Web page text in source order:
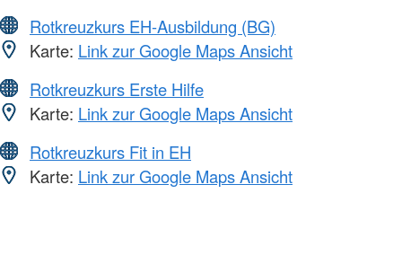
Rotkreuzkurs EH-Ausbildung (BG)
Karte: Link zur Google Maps Ansicht
Rotkreuzkurs Erste Hilfe
Karte: Link zur Google Maps Ansicht
Rotkreuzkurs Fit in EH
Karte: Link zur Google Maps Ansicht